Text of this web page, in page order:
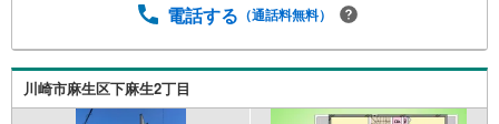
談くださいお客様のお力になります【営業時間 9:00～20:
物件には特に問い合わせが集中するため、お早めにご連絡
ください。「室内・現地を見学する」ボタンよりご予約い
ただくとご見学がスムーズです
電話する （通話料無料）
川崎市麻生区下麻生2丁目